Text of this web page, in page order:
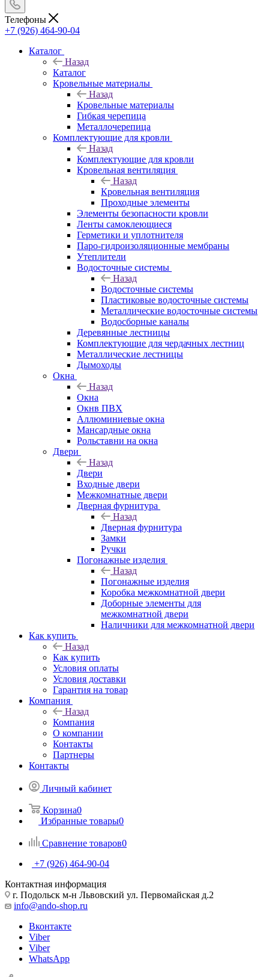
Телефоны
+7 (926) 464-90-04
Каталог
Назад
Каталог
Кровельные материалы
Назад
Кровельные материалы
Гибкая черепица
Металлочерепица
Комплектующие для кровли
Назад
Комплектующие для кровли
Кровельная вентиляция
Назад
Кровельная вентиляция
Проходные элементы
Элементы безопасности кровли
Ленты самоклеющиеся
Герметики и уплотнителя
Паро-гидроизоляционные мембраны
Утеплители
Водосточные системы
Назад
Водосточные системы
Пластиковые водосточные системы
Металлические водосточные системы
Водосборные каналы
Деревянные лестницы
Комплектующие для чердачных лестниц
Металлические лестницы
Дымоходы
Окна
Назад
Окна
Окнв ПВХ
Аллюминиевые окна
Мансардные окна
Рольставни на окна
Двери
Назад
Двери
Входные двери
Межкомнатные двери
Дверная фурнитура
Назад
Дверная фурнитура
Замки
Ручки
Погонажные изделия
Назад
Погонажные изделия
Коробка межкомнатной двери
Доборные элементы для
межкомнатной двери
Наличники для межкомнатной двери
Как купить
Назад
Как купить
Условия оплаты
Условия доставки
Гарантия на товар
Компания
Назад
Компания
О компании
Контакты
Партнеры
Контакты
Личный кабинет
Корзина0
Избранные товары0
Сравнение товаров0
+7 (926) 464-90-04
Контактная информация
г. Подольск м-н Львовский ул. Первомайская д.2
info@ando-shop.ru
Вконтакте
Viber
Viber
WhatsApp